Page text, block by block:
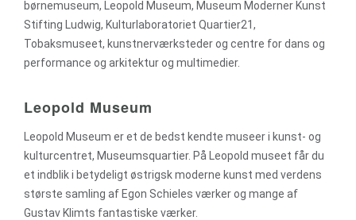
børnemuseum, Leopold Museum, Museum Moderner Kunst
Stifting Ludwig, Kulturlaboratoriet Quartier21,
Tobaksmuseet, kunstnerværksteder og centre for dans og
performance og arkitektur og multimedier.
Leopold Museum
Leopold Museum er et de bedst kendte museer i kunst- og
kulturcentret, Museumsquartier. På Leopold museet får du
et indblik i betydeligt østrigsk moderne kunst med verdens
største samling af Egon Schieles værker og mange af
Gustav Klimts fantastiske værker.